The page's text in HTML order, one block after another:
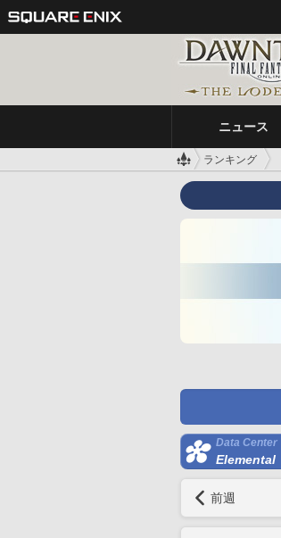
ニュース
ランキング
Data Center
Elemental
前週